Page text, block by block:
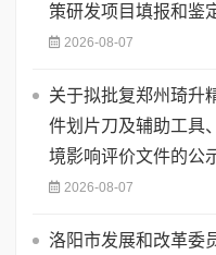
策研发项目填报和鉴
2026-08-07
关于拟批复郑州琦升
件划片刀及辅助工具
境影响评价文件的公
2026-08-07
洛阳市发展和改革委